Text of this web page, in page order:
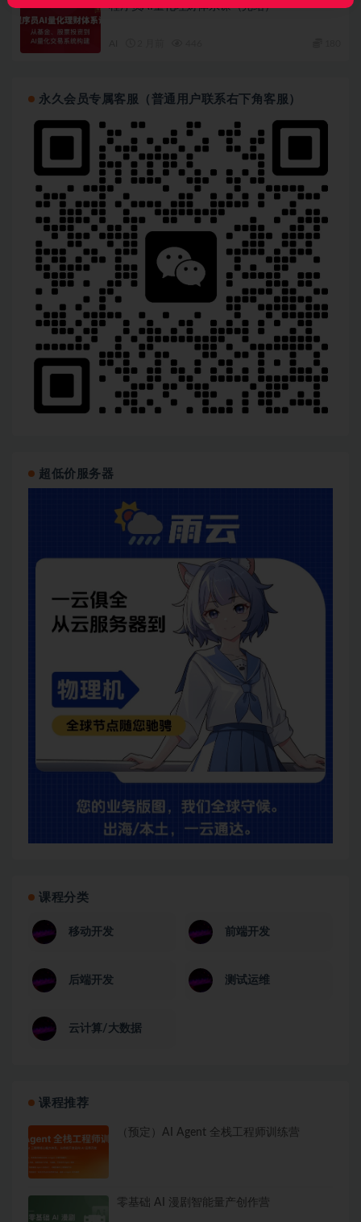
程序员AI量化理财体系课（完结）
永久会员专属客服（普通用户联系右下角客服）
超低价服务器
课程分类
移动开发 前端开发
后端开发 测试运维
云计算/大数据
课程推荐
（预定）AI Agent 全栈工程师训练营
零基础 AI 漫剧智能量产创作营